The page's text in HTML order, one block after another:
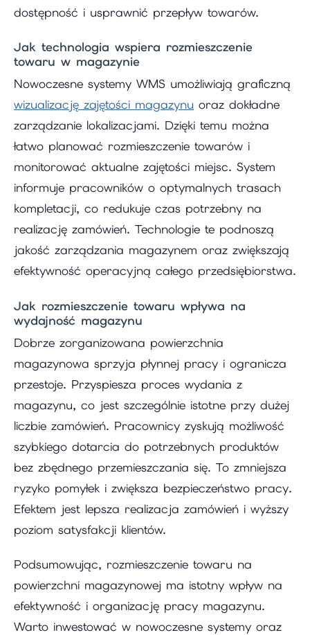
dostępność i usprawnić przepływ towarów.
Jak technologia wspiera rozmieszczenie
towaru w magazynie
Nowoczesne systemy WMS umożliwiają graficzną
wizualizację zajętości magazynu oraz dokładne
zarządzanie lokalizacjami. Dzięki temu można
łatwo planować rozmieszczenie towarów i
monitorować aktualne zajętości miejsc. System
informuje pracowników o optymalnych trasach
kompletacji, co redukuje czas potrzebny na
realizację zamówień. Technologie te podnoszą
jakość zarządzania magazynem oraz zwiększają
efektywność operacyjną całego przedsiębiorstwa.
Jak rozmieszczenie towaru wpływa na
wydajność magazynu
Dobrze zorganizowana powierzchnia
magazynowa sprzyja płynnej pracy i ogranicza
przestoje. Przyspiesza proces wydania z
magazynu, co jest szczególnie istotne przy dużej
liczbie zamówień. Pracownicy zyskują możliwość
szybkiego dotarcia do potrzebnych produktów
bez zbędnego przemieszczania się. To zmniejsza
ryzyko pomyłek i zwiększa bezpieczeństwo pracy.
Efektem jest lepsza realizacja zamówień i wyższy
poziom satysfakcji klientów.
Podsumowując, rozmieszczenie towaru na
powierzchni magazynowej ma istotny wpływ na
efektywność i organizację pracy magazynu.
Warto inwestować w nowoczesne systemy oraz